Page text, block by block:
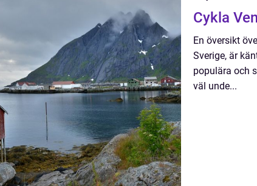
Cykla
En översikt
Sverige, är
populära och
väl unde...